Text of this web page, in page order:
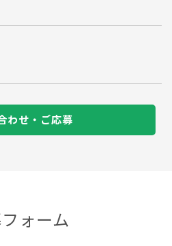
わせ・ご応募
ォーム